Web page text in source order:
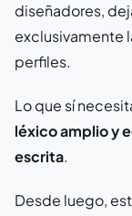
diseñadores,
exclusivamente
perfiles.
Lo que sí
léxico amplio y
escrita.
Desde luego,